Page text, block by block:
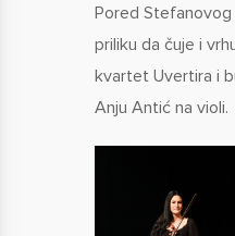
Pored Stefanovog
priliku da čuje i
kvartet Uvertira i
Anju Antić na violi.